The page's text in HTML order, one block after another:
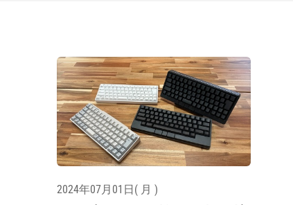
2024年07月01日( 月 )